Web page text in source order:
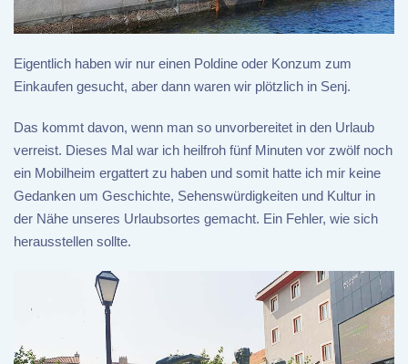
Eigentlich haben wir nur einen Poldine oder Konzum zum
Einkaufen gesucht, aber dann waren wir plötzlich in Senj.
Das kommt davon, wenn man so unvorbereitet in den Urlaub
verreist. Dieses Mal war ich heilfroh fünf Minuten vor zwölf noch
ein Mobilheim ergattert zu haben und somit hatte ich mir keine
Gedanken um Geschichte, Sehenswürdigkeiten und Kultur in
der Nähe unseres Urlaubsortes gemacht. Ein Fehler, wie sich
herausstellen sollte.